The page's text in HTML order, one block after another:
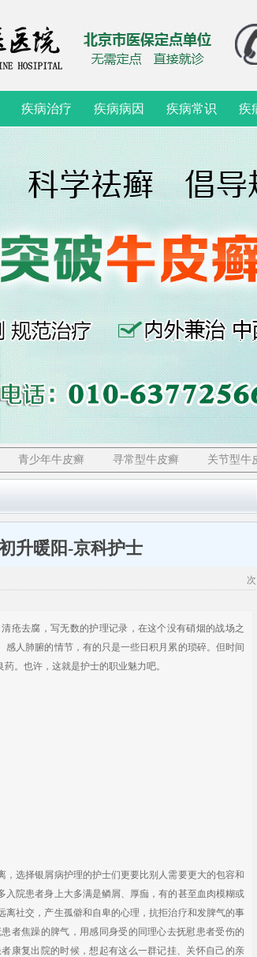
疾病治疗 疾病病因 疾病常识 疾
青少年牛皮癣 寻常型牛皮癣 关节型牛
升暖阳-京科护士
次
去腐，写无数的护理记录，在这个没有硝烟的战场之
人肺腑的情节，有的只是一些日积月累的琐碎。但时间
。也许，这就是护士的职业魅力吧。
选择银屑病护理的护士们更要比别人需要更大的包容和
院患者身上大多满是鳞屑、厚痂，有的甚至血肉模糊或
社交，产生孤僻和自卑的心理，抗拒治疗和发脾气的事
者焦躁的脾气，用感同身受的同理心去抚慰患者受伤的
康复出院的时候，想起有这么一群记挂、关怀自己的亲